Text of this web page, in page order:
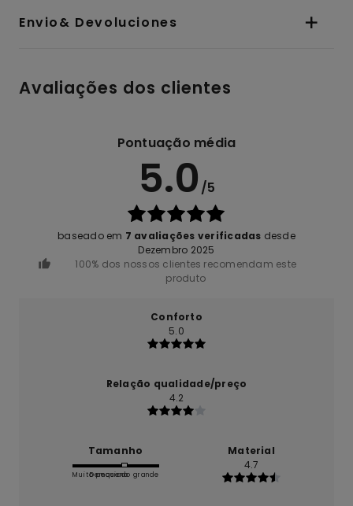
Envio& Devoluciones
Avaliações dos clientes
Pontuação média
5.0 /5
baseado em 7 avaliações verificadas desde
Dezembro 2025
100% dos nossos clientes recomendam este
produto
Conforto
5.0
Relação qualidade/preço
4.2
Tamanho
Muito pequeno
Demasiado grande
Material
4.7